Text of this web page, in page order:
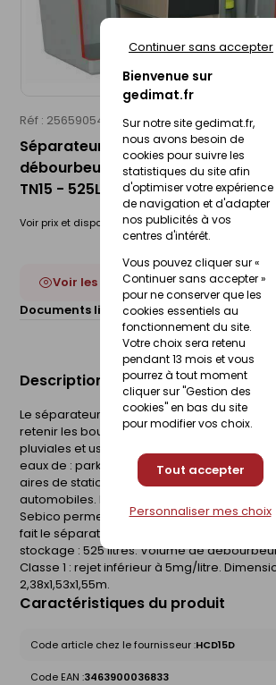
Bienvenue sur
gedimat.fr
Sur notre site gedimat.fr,
nous avons besoin de
cookies pour suivre les
statistiques du site afin
d'optimiser votre expérience
de navigation et d'adapter
nos publicités à vos
centres d'intérêt.
Vous pouvez cliquer sur «
Continuer sans accepter »
pour ne conserver que les
cookies essentiels au
fonctionnement du site.
Votre choix sera retenu
pendant 13 mois et vous
pourrez à tout moment
cliquer sur "Gestion des
cookies" en bas du site
pour modifier vos choix.
Tout accepter
Continuer sans accepter
Personnaliser mes choix
Réf : 25659054 SEBICO
Séparateur d'hydrocarbures
débourbeur et déversoir d'orage
TN15 - 525L
Voir prix et disponibilité en magasin
Voir les 5 déclinaisons
Documents liés :
Fiche technique Notice
Description du produit
Le séparateur d'hydrocarbures permet de
retenir les boues et hydrocarbures
pluviales et usées. Il est obligatoire pour le
eaux de : parkings, stations services,
aires de stationnement, stations de lavage,
automobiles. La conception brevetée du
Sebico permet un traitement exceptionnel
fait le séparateur le plus performant du
stockage : 525 litres. Volume de débourbeur
Classe 1 : rejet inférieur à 5mg/litre.
2,38x1,53x1,55m.
Caractéristiques du produit
Code article chez le fournisseur :HCD15D
Code EAN :3463900036833